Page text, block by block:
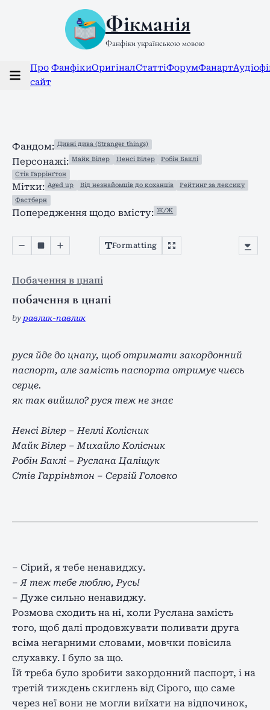
Фікманія
Фанфіки українською мовою
Про
сайт
ФанфікиОригіналСтаттіФорумФанарт
Фандом: Дивні дива (Stranger things)
Персонажі: Майк Вілер Ненсі Вілер Робін Баклі
Стів Гаррінґтон
Мітки: Aged up Від незнайомців до коханців Рейтинг за лексику
Фастберн
Попередження щодо вмісту: Ж/Ж
Formatting
Побачення в цнапі
побачення в цнапі
by равлик-павлик
руся йде до цнапу, щоб отримати закордонний
паспорт, але замість паспорта отримує чиєсь
серце.
як так вийшло? руся теж не знає
Ненсі Вілер – Неллі Колісник
Майк Вілер – Михайло Колісник
Робін Баклі – Руслана Цаліщук
Стів Гаррінґтон – Сергій Головко
– Сірий, я тебе ненавиджу.
– Я теж тебе люблю, Русь!
– Дуже сильно ненавиджу.
Розмова сходить на ні, коли Руслана замість
того, щоб далі продовжувати поливати друга
всіма негарними словами, мовчки повісила
слухавку. І було за що.
Їй треба було зробити закордонний паспорт, і на
третій тиждень скиглень від Сірого, що саме
через неї вони не могли виїхати на відпочинок,